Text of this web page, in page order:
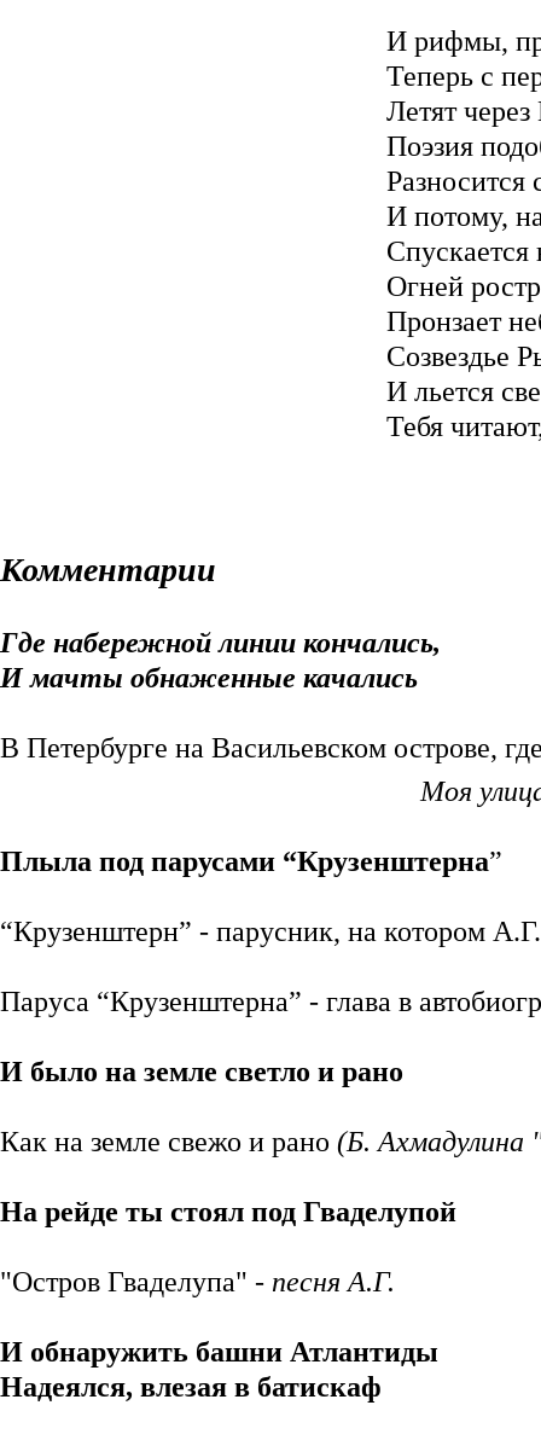
И рифмы,
Теперь с
Летят
Поэзия
Разносится
И потому,
Спускается
Огней
Пронзает
Созвездье
И льется
Тебя
Комментарии
Где набережной линии кончались,
И мачты обнаженные качались
В Петербурге на Васильевском острове,
Моя улица начинается
Плыла под парусами “Крузенштерна”
“Крузенштерн” - парусник, на котором
Паруса “Крузенштерна” - глава в
И было на земле светло и рано
Как на земле свежо и рано (Б. Ахмадулина
На рейде ты стоял под Гваделупой
"Остров Гваделупа" - песня А.Г.
И обнаружить башни Атлантиды
Надеялся, влезая в батискаф